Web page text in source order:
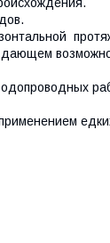
дающем